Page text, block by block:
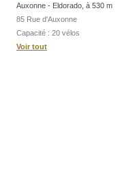
Auxonne - Eldorado, à 530 m
85 Rue d'Auxonne
Capacité : 20 vélos
Voir tout